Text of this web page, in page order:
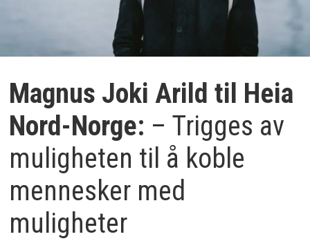
Magnus Joki Arild til Heia
Nord-Norge: – Trigges av
muligheten til å koble
mennesker med
muligheter